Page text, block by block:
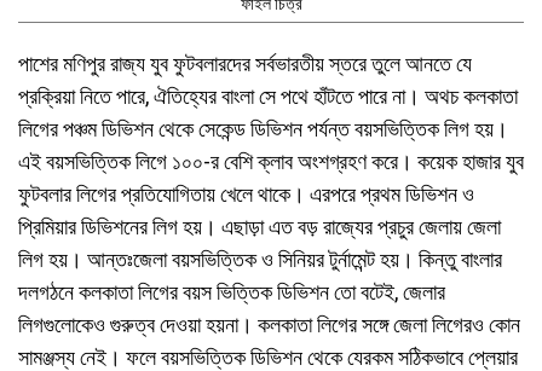
পাশের মণিপুর রাজ্য যুব ফুটবলারদের সর্বভারতীয় স্তরে তুলে আনতে যে
প্রক্রিয়া নিতে পারে, ঐতিহ্যের বাংলা সে পথে হাঁটতে পারে না। অথচ কলকাতা
লিগের পঞ্চম ডিভিশন থেকে সেকেন্ড ডিভিশন পর্যন্ত বয়সভিত্তিক লিগ হয়।
এই বয়সভিত্তিক লিগে ১০০-র বেশি ক্লাব অংশগ্রহণ করে। কয়েক হাজার যুব
ফুটবলার লিগের প্রতিযোগিতায় খেলে থাকে। এরপরে প্রথম ডিভিশন ও
প্রিমিয়ার ডিভিশনের লিগ হয়। এছাড়া এত বড় রাজ্যের প্রচুর জেলায় জেলা
লিগ হয়। আন্তঃজেলা বয়সভিত্তিক ও সিনিয়র টুর্নামেন্ট হয়। কিন্তু বাংলার
দলগঠনে কলকাতা লিগের বয়স ভিত্তিক ডিভিশন তো বটেই, জেলার
লিগগুলোকেও গুরুত্ব দেওয়া হয়না। কলকাতা লিগের সঙ্গে জেলা লিগেরও কোন
সামঞ্জস্য নেই। ফলে বয়সভিত্তিক ডিভিশন থেকে যেরকম সঠিকভাবে প্লেয়ার